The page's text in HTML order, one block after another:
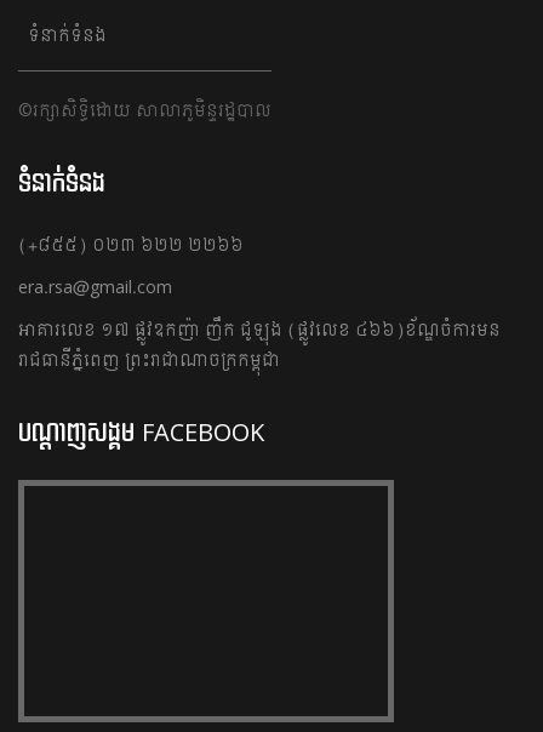
ទំនាក់ទំនង
©រក្សាសិទ្ធិដោយ សាលាភូមិន្ទរដ្ឋបាល
ទំនាក់ទំនង
(+៨៥៥) ០២៣ ៦២២ ២២៦៦
era.rsa@gmail.com
អាគារលេខ​ ១៧ ផ្លូវ​ឧកញ៉ា​ ញឹក​ ជូឡុង ​(ផ្លូវលេខ ៤៦៦)​ ខ័ណ្ឌ​ចំការមន
រាជធានី​ភ្នំពេញ​ ​ ព្រះរាជាណាចក្រ​កម្ពុជា
បណ្តាញសង្គម FACEBOOK